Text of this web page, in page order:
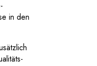
in den